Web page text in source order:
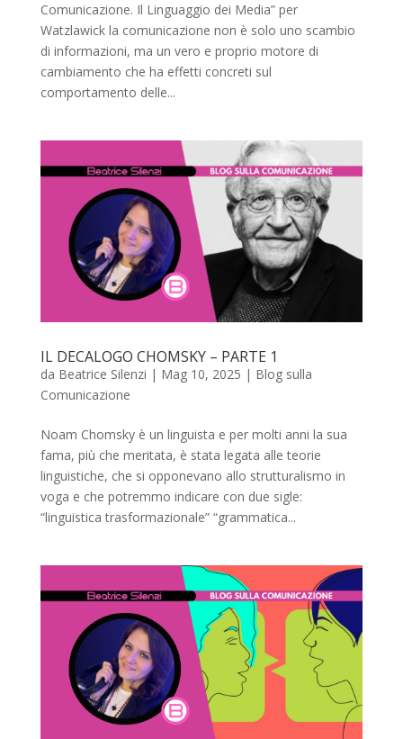
Comunicazione. Il Linguaggio dei Media” per
Watzlawick la comunicazione non è solo uno scambio
di informazioni, ma un vero e proprio motore di
cambiamento che ha effetti concreti sul
comportamento delle...
IL DECALOGO CHOMSKY – PARTE 1
da Beatrice Silenzi | Mag 10, 2025 | Blog sulla
Comunicazione
Noam Chomsky è un linguista e per molti anni la sua
fama, più che meritata, è stata legata alle teorie
linguistiche, che si opponevano allo strutturalismo in
voga e che potremmo indicare con due sigle:
“linguistica trasformazionale” “grammatica...